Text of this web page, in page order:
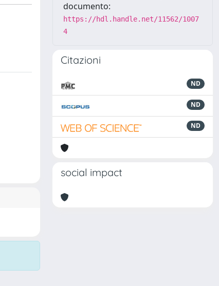
documento:
https://hdl.handle.net/11562/1007
4
Citazioni
ND
ND
ND
social impact